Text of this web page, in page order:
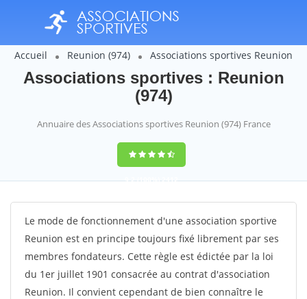
Accueil Reunion (974) Associations sportives Reunion
Associations sportives : Reunion
(974)
Annuaire des Associations sportives Reunion (974) France
9,2(100%)2412
votes
Le mode de fonctionnement d'une association sportive
Reunion est en principe toujours fixé librement par ses
membres fondateurs. Cette règle est édictée par la loi
du 1er juillet 1901 consacrée au contrat d'association
Reunion. Il convient cependant de bien connaître le